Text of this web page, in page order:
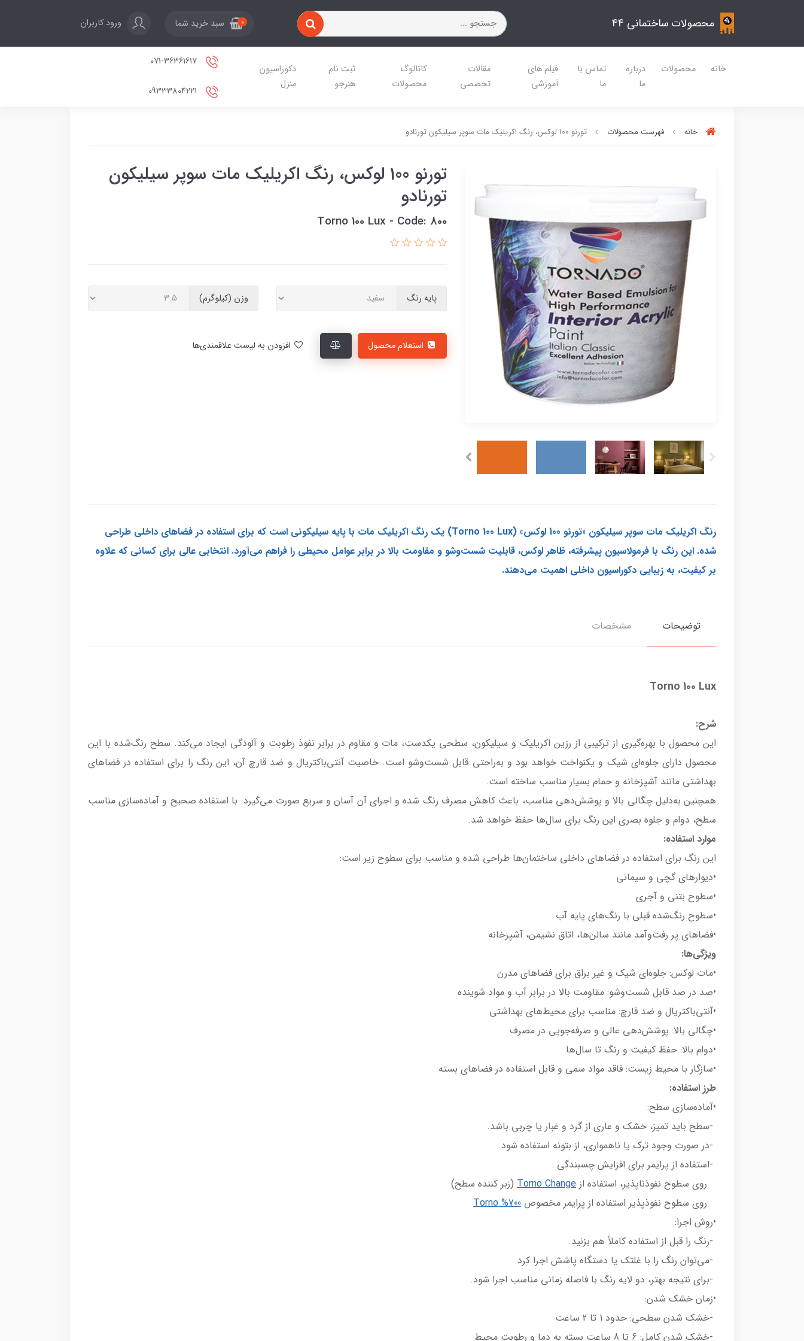
محصولات ساختمانی 44 0 سبد خرید شما ورود کاربران
خانه محصولات
درباره
ما
تماس با
ما
فیلم های
آموزشی
مقالات
تخصصی
کاتالوگ
محصولات
ثبت نام
هنرجو
دکوراسیون
منزل
خانه فهرست محصولات تورنو 100 لوکس، رنگ اکريليک مات سوپر سیلیکون تورنادو
تورنو 100 لوکس، رنگ اکريليک مات سوپر سیلیکون
تورنادو
Torno 100 Lux - Code: 800
پایه رنگ وزن (کیلوگرم)
استعلام محصول
رنگ اکريليک مات سوپر سیلیکون «تورنو 100 لوکس» (Torno 100 Lux) یک رنگ اکریلیک مات با پایه سیلیکونی است که برای استفاده در فضاهای داخلی طراحی
شده. این رنگ با فرمولاسیون پیشرفته، ظاهر لوکس، قابلیت شست‌وشو و مقاومت بالا در برابر عوامل محیطی را فراهم می‌آورد. انتخابی عالی برای کسانی که علاوه
بر کیفیت، به زیبایی دکوراسیون داخلی اهمیت می‌دهند.
توضیحات مشخصات
Torno 100 Lux
شرح:
این محصول با بهره‌گیری از ترکیبی از رزین اکریلیک و سیلیکون، سطحی یکدست، مات و مقاوم در برابر نفوذ رطوبت و آلودگی ایجاد می‌کند. سطح رنگ‌شده با این
محصول دارای جلوه‌ای شیک و یکنواخت خواهد بود و به‌راحتی قابل شست‌وشو است. خاصیت آنتی‌باکتریال و ضد قارچ آن، این رنگ را برای استفاده در فضاهای
بهداشتی مانند آشپزخانه و حمام بسیار مناسب ساخته است.
همچنین به‌دلیل چگالی بالا و پوشش‌دهی مناسب، باعث کاهش مصرف رنگ شده و اجرای آن آسان و سریع صورت می‌گیرد. با استفاده صحیح و آماده‌سازی مناسب
سطح، دوام و جلوه بصری این رنگ برای سال‌ها حفظ خواهد شد.
موارد استفاده:
این رنگ برای استفاده در فضاهای داخلی ساختمان‌ها طراحی شده و مناسب برای سطوح زیر است:
•دیوارهای گچی و سیمانی
•سطوح بتنی و آجری
•سطوح رنگ‌شده قبلی با رنگ‌های پایه آب
•فضاهای پر رفت‌وآمد مانند سالن‌ها، اتاق نشیمن، آشپزخانه
ویژگی‌ها:
•مات لوکس: جلوه‌ای شیک و غیر براق برای فضاهای مدرن
•صد در صد قابل شست‌وشو: مقاومت بالا در برابر آب و مواد شوینده
•آنتی‌باکتریال و ضد قارچ: مناسب برای محیط‌های بهداشتی
•چگالی بالا: پوشش‌دهی عالی و صرفه‌جویی در مصرف
•دوام بالا: حفظ کیفیت و رنگ تا سال‌ها
•سازگار با محیط زیست: فاقد مواد سمی و قابل استفاده در فضاهای بسته
طرز استفاده:
•آماده‌سازی سطح:
-سطح باید تمیز، خشک و عاری از گرد و غبار یا چربی باشد.
-در صورت وجود ترک یا ناهمواری، از بتونه استفاده شود.
-استفاده از پرایمر برای افزایش چسبندگی :
روی سطوح نفوذناپذیر، استفاده از Torno Change (زبر کننده سطح)
روی سطوح نفوذپذیر استفاده از پرایمر مخصوص Torno %700
•روش اجرا:
-رنگ را قبل از استفاده کاملاً هم بزنید.
-می‌توان رنگ را با غلتک یا دستگاه پاشش اجرا کرد.
-برای نتیجه بهتر، دو لایه رنگ با فاصله زمانی مناسب اجرا شود.
•زمان خشک شدن:
-خشک شدن سطحی: حدود 1 تا 2 ساعت
-خشک شدن کامل: 6 تا 8 ساعت بسته به دما و رطوبت محیط